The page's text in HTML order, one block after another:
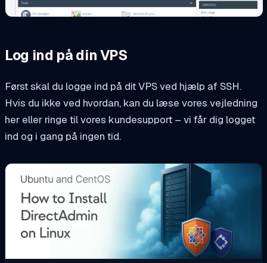
Log ind på din VPS
Først skal du logge ind på dit VPS ved hjælp af SSH.
Hvis du ikke ved hvordan, kan du læse vores vejledning
her eller ringe til vores kundesupport – vi får dig logget
ind og i gang på ingen tid.